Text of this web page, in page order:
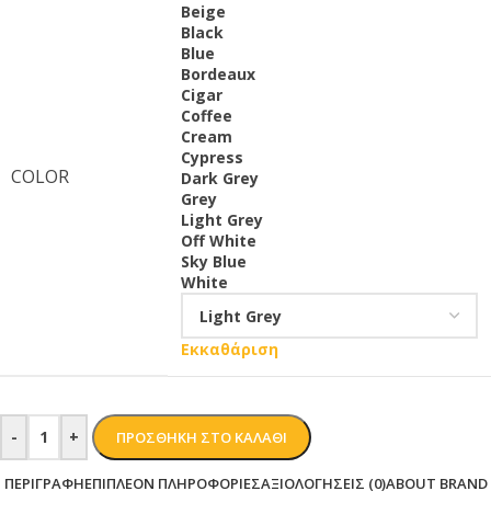
COLOR
Beige
Black
Blue
Bordeaux
Cigar
Coffee
Cream
Cypress
Dark Grey
Grey
Light Grey
Off White
Sky Blue
White
Εκκαθάριση
- + ΠΡΟΣΘΉΚΗ ΣΤΟ ΚΑΛΆΘΙ
ΠΕΡΙΓΡΑΦΉΕΠΙΠΛΈΟΝ ΠΛΗΡΟΦΟΡΊΕΣΑΞΙΟΛΟΓΉΣΕΙΣ (0)ABOUT BRAND